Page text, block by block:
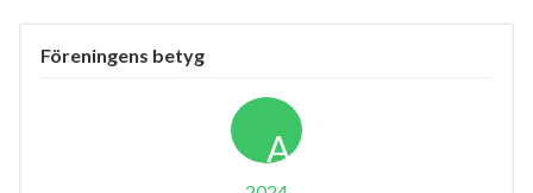
Föreningens betyg
A